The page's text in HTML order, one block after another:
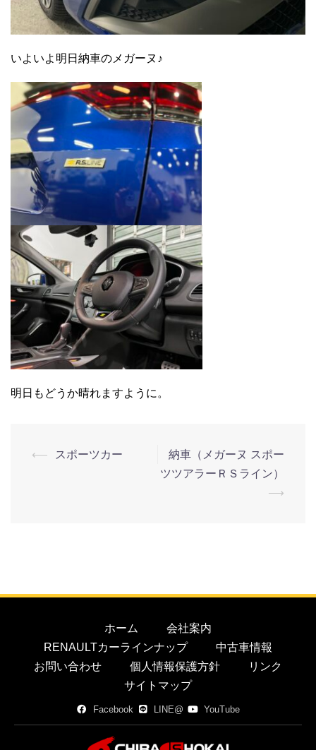
いよいよ明日納車のメガーヌ♪
明日もどうか晴れますように。
⟵ スポーツカー
納車（メガーヌ スポー
ツツアラーＲＳライン）
⟶
ホーム
会社案内
RENAULTカーラインナップ
中古車情報
お問い合わせ
個人情報保護方針
リンク
サイトマップ
Facebook LINE@ YouTube